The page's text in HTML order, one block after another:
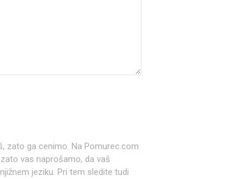
zato ga cenimo. Na Pomurec.com
vas naprošamo, da vaš
jeziku. Pri tem sledite tudi